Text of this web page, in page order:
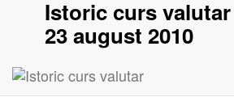
Istoric curs
23 august 2010